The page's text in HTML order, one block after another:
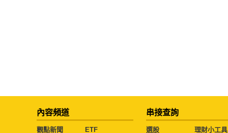
內容頻道
觀點新聞
ETF
串接查詢
選股 理財小工具